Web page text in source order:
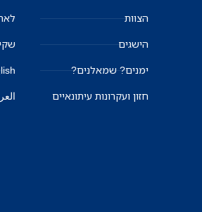
הצוות
הישגים
ימנים? שמאלנים?
חזון ועקרונות עיתונאיים